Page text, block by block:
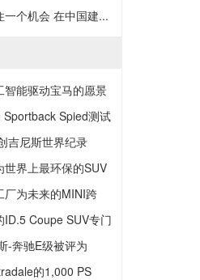
一个机会 在中国建...
智能驱动宝马的愿景
能驱动宝马的愿景
Sportback Spied测试
Spied测试在
吉尼斯世界纪录
尼斯世界纪录
世界上最环保的SUV
上最环保的SUV品牌
厂为未来的MINI跨
为未来的MINI跨界车生
ID.5 Coupe SUV专门
Coupe SUV专门针
-奔驰E级被评为
的1,000 PS